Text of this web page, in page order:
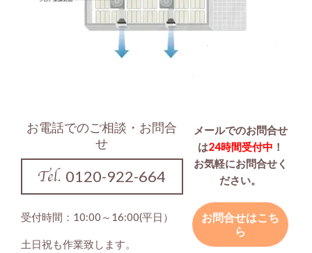
メールでのお問合せ
は24時間受付中 ！
お気軽にお問合せく
ださい。
お問合せはこち
ら
お電話でのご相談・お問合
せ
0120-922-664
受付時間：10:00～16:00(平日）​
土日祝も作業致します。